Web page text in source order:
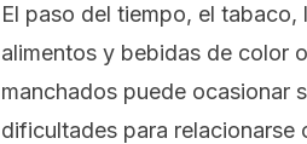
El paso del tiempo, el
alimentos y bebidas de color
manchados puede ocasionar
dificultades para relacionarse